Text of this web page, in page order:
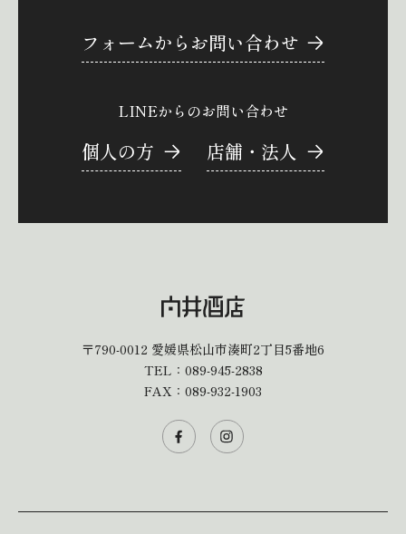
フォームからお問い合わせ
LINEからのお問い合わせ
個人の方 店舗・法人
〒790-0012 愛媛県松山市湊町2丁目5番地6
TEL： 089-945-2838
FAX：089-932-1903